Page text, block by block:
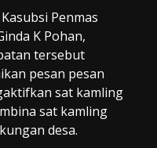
Penmas
K Pohan,
tersebut
pesan pesan
sat kamling
sat kamling
desa.